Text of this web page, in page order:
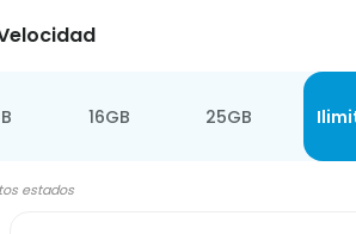
16GB 25GB
estados